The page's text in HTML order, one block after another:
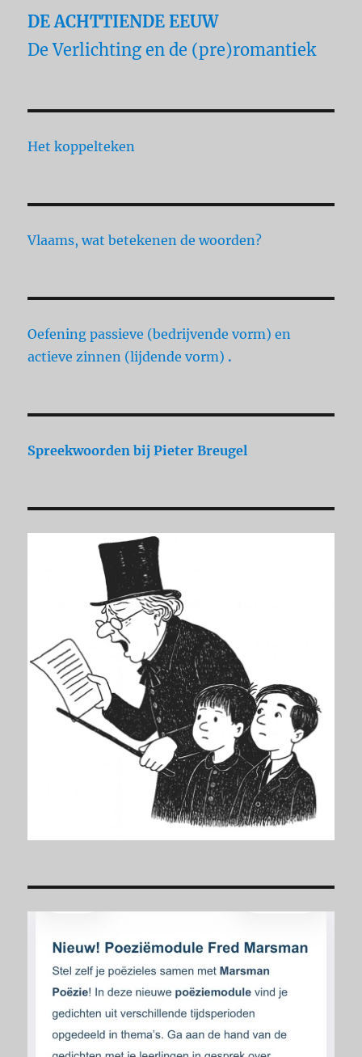
DE ACHTTIENDE EEUW
De Verlichting en de (pre)romantiek
Het koppelteken
Vlaams, wat betekenen de woorden?
Oefening passieve (bedrijvende vorm) en
actieve zinnen (lijdende vorm) .
Spreekwoorden bij Pieter Breugel